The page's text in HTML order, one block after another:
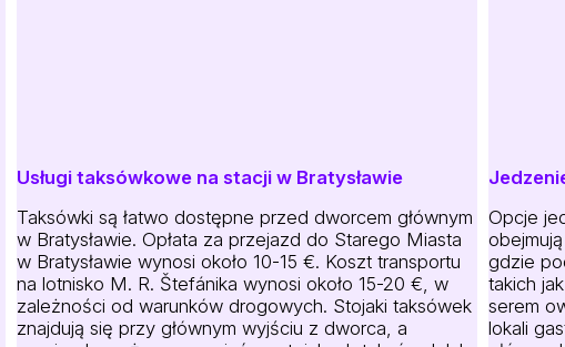
Usługi taksówkowe na stacji w Bratysławie
Taksówki są łatwo dostępne przed dworcem głównym
w Bratysławie. Opłata za przejazd do Starego Miasta
w Bratysławie wynosi około 10-15 €. Koszt transportu
na lotnisko M. R. Štefánika wynosi około 15-20 €, w
zależności od warunków drogowych. Stojaki taksówek
znajdują się przy głównym wyjściu z dworca, a
Opcje
gdzie
takich
serem
lokali